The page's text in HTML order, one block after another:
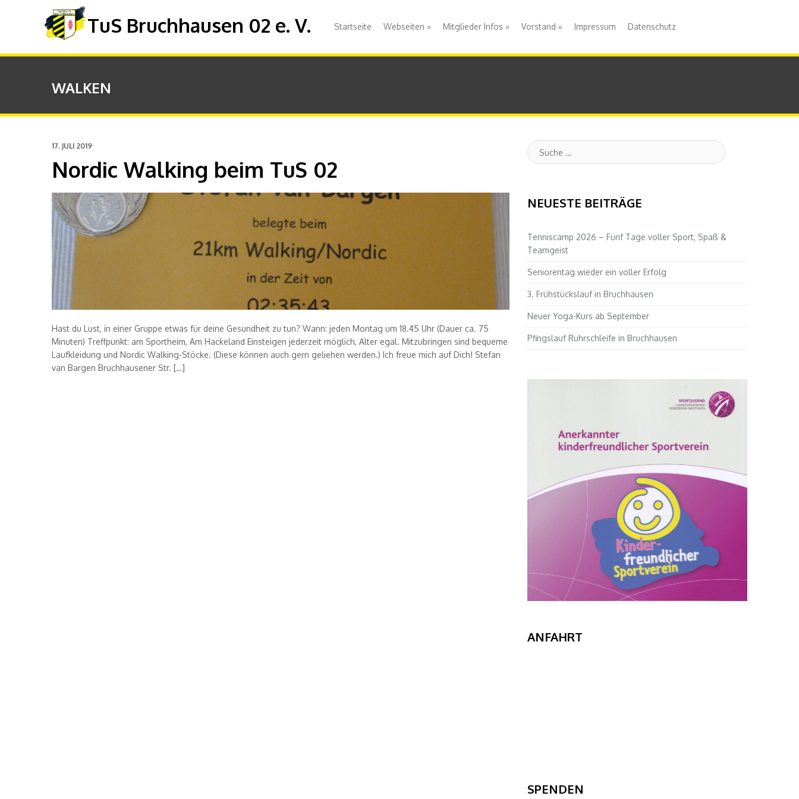
TuS Bruchhausen 02 e. V. Startseite Webseiten » Mitglieder Infos » Vorstand » Impressum Datenschutz
WALKEN
17. JULI 2019
Nordic Walking beim TuS 02
Hast du Lust, in einer Gruppe etwas für deine Gesundheit zu tun? Wann: jeden Montag um 18.45 Uhr (Dauer ca. 75
Minuten) Treffpunkt: am Sportheim, Am Hackeland Einsteigen jederzeit möglich, Alter egal. Mitzubringen sind bequeme
Laufkleidung und Nordic Walking-Stöcke. (Diese können auch gern geliehen werden.) Ich freue mich auf Dich! Stefan
van Bargen Bruchhausener Str. […]
Suche
:
NEUESTE BEITRÄGE
Tenniscamp 2026 – Fünf Tage voller Sport, Spaß &
Teamgeist
Seniorentag wieder ein voller Erfolg
3. Frühstückslauf in Bruchhausen
Neuer Yoga-Kurs ab September
Pfingslauf Ruhrschleife in Bruchhausen
ANFAHRT
SPENDEN